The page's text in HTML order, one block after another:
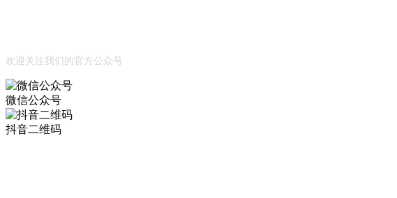
欢迎关注我们的官方公众号
微信公众号
抖音二维码